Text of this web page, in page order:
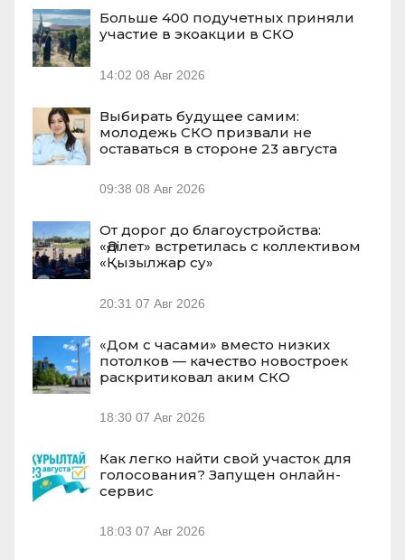
Больше 400 подучетных приняли
участие в экоакции в СКО
14:02 08 Авг 2026
Выбирать будущее самим:
молодежь СКО призвали не
оставаться в стороне 23 августа
09:38 08 Авг 2026
От дорог до благоустройства:
«Әділет» встретилась с коллективом
«Қызылжар су»
20:31 07 Авг 2026
«Дом с часами» вместо низких
потолков — качество новостроек
раскритиковал аким СКО
18:30 07 Авг 2026
Как легко найти свой участок для
голосования? Запущен онлайн-
сервис
18:03 07 Авг 2026